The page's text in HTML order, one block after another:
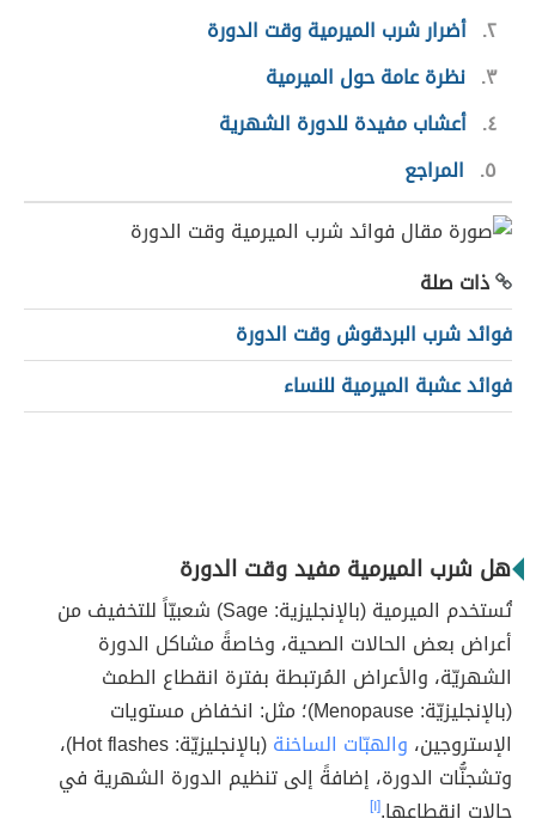
٢ أضرار شرب الميرمية وقت الدورة
٣ نظرة عامة حول الميرمية
٤ أعشاب مفيدة للدورة الشهرية
٥
المراجع
ذات صلة
فوائد شرب البردقوش وقت الدورة
فوائد عشبة الميرمية للنساء
هل شرب الميرمية مفيد وقت الدورة
تُستخدم الميرمية (بالإنجليزية: Sage) شعبيّاً للتخفيف من
أعراض بعض الحالات الصحية، وخاصةً مشاكل الدورة
الشهريّة، والأعراض المُرتبطة بفترة انقطاع الطمث
(بالإنجليزيّة: Menopause)؛ مثل: انخفاض مستويات
الإستروجين، والهبّات الساخنة
(بالإنجليزيّة: Hot flashes)،
وتشجنُّات الدورة، إضافةً إلى تنظيم الدورة الشهرية في
حالات انقطاعها.[١]